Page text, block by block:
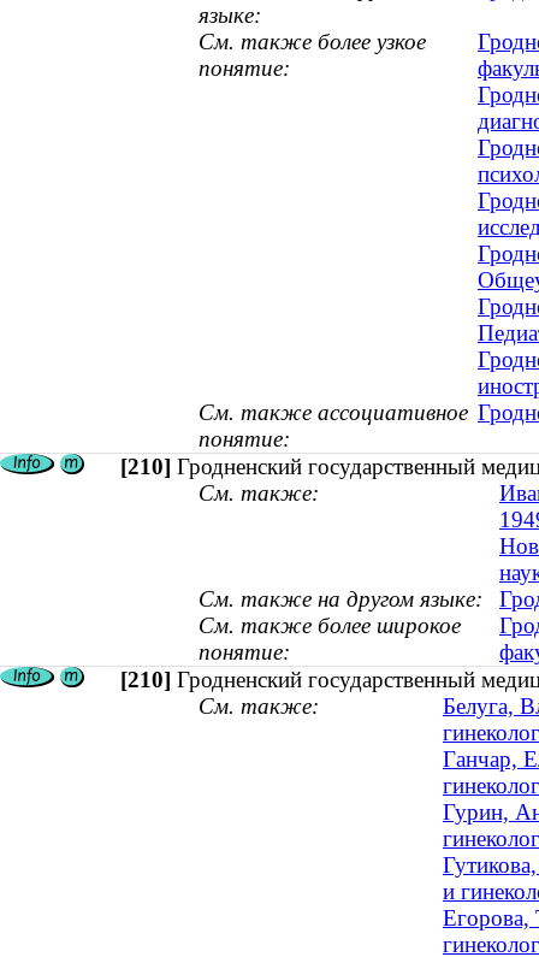
языке:
См. также более узкое
понятие:
См. также ассоциативное
понятие:
[210] Гродненский государственный
См. также:
См. также на другом языке:
См. также более широкое
понятие:
[210] Гродненский государственный
См. также:
Белуга,
Ганчар,
Гурин,
и
Егорова,